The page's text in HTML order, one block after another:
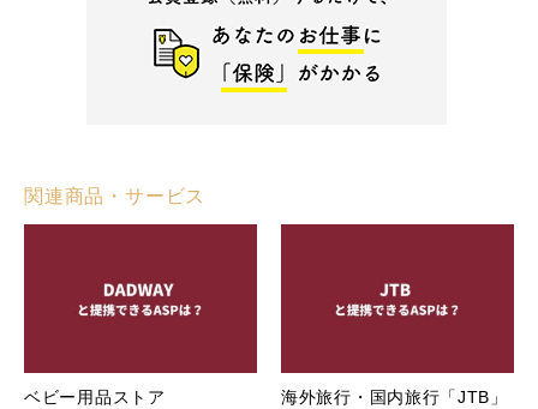
関連商品・サービス
ベビー用品ストア
海外旅行・国内旅行「JTB」